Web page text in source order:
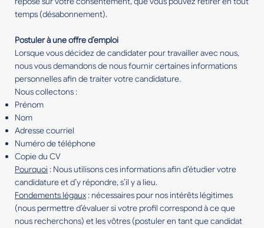
temps (désabonnement).
Postuler à une offre d’emploi
Lorsque vous décidez de candidater pour travailler avec nous,
nous vous demandons de nous fournir certaines informations
personnelles afin de traiter votre candidature.
Nous collectons :
Prénom
Nom
Adresse courriel
Numéro de téléphone
Copie du CV
Pourquoi : Nous utilisons ces informations afin d’étudier votre
candidature et d’y répondre, s’il y a lieu.
Fondements légaux : nécessaires pour nos intérêts légitimes
(nous permettre d’évaluer si votre profil correspond à ce que
nous recherchons) et les vôtres (postuler en tant que candidat